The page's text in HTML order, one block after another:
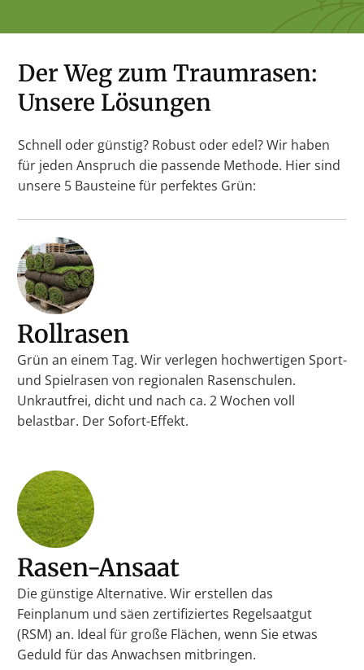
Der Weg zum Traumrasen:
Unsere Lösungen
Schnell oder günstig? Robust oder edel? Wir haben
für jeden Anspruch die passende Methode. Hier sind
unsere 5 Bausteine für perfektes Grün:
Rollrasen
Grün an einem Tag. Wir verlegen hochwertigen Sport-
und Spielrasen von regionalen Rasenschulen.
Unkrautfrei, dicht und nach ca. 2 Wochen voll
belastbar. Der Sofort-Effekt.
Rasen-Ansaat
Die günstige Alternative. Wir erstellen das
Feinplanum und säen zertifiziertes Regelsaatgut
(RSM) an. Ideal für große Flächen, wenn Sie etwas
Geduld für das Anwachsen mitbringen.